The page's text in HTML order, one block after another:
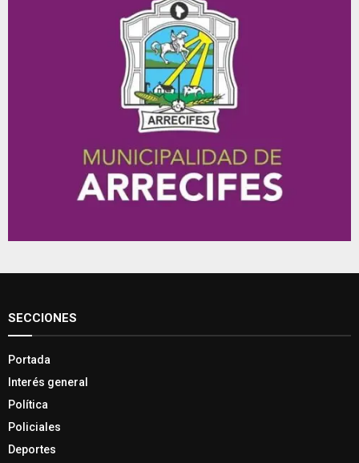
SECCIONES
Portada
Interés general
Política
Policiales
Deportes